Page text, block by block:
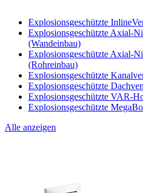
Explosionsgeschützte
Explosionsgeschützte Axial-
(Wandeinbau)
Explosionsgeschützte Axial-
(Rohreinbau)
Explosionsgeschützte
Explosionsgeschützte
Explosionsgeschützte VAR-
Explosionsgeschützte
Alle anzeigen